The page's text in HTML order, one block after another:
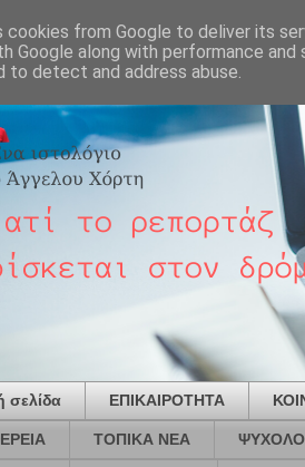
σελίδα ΕΠΙΚΑΙΡΟΤΗΤΑ
ΤΟΠΙΚΑ ΝΕΑ
cookies from Google to deliver its
Google along with performance
to detect and address abuse.